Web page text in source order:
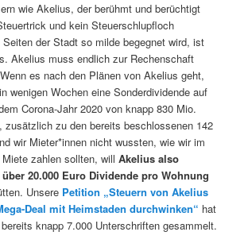
wie Akelius, der berühmt und berüchtigt
und kein Steuerschlupfloch
der Stadt so milde begegnet wird, ist
Akelius muss endlich zur Rechenschaft
es nach den Plänen von Akelius geht,
wenigen Wochen eine Sonderdividende auf
Corona-Jahr 2020 von knapp 830 Mio.
zusätzlich zu den bereits beschlossenen 142
wir Mieter*innen nicht wussten, wie wir im
Miete zahlen sollten, willAkelius also
20.000 Euro Dividende pro Wohnung
Unsere Petition „Steuern von Akelius
Deal mit Heimstaden durchwinken“ hat
knapp 7.000 Unterschriften gesammelt.